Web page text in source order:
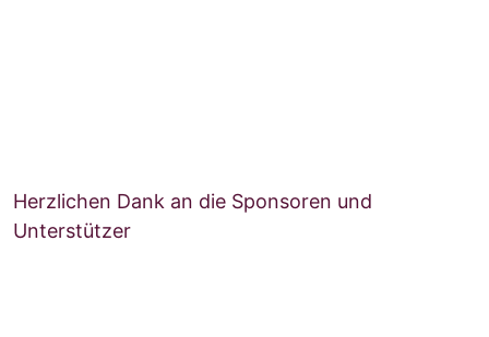
Herzlichen Dank an die Sponsoren und
Unterstützer